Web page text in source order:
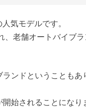
気モデルです。
老舗オートバイブ
ンドということも
始されることになり